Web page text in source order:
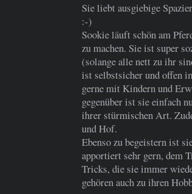
Sie liebt ausgiebige
:-)
Sookie läuft schön am
zu machen. Sie ist super
(solange alle nett zu ihr
ist selbstsicher und offen
gerne mit Kindern und
gegenüber ist sie einfach
ihrer stürmischen Art.
und Hof.
Ebenso zu begeistern ist
apportiert sehr gern, dem
Tricks, die sie immer
gehören auch zu ihren